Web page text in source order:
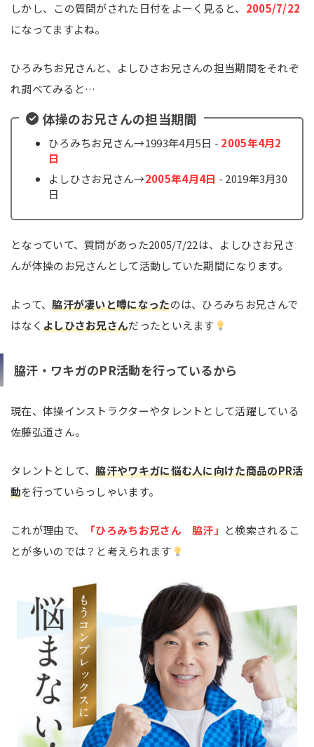
しかし、この質問がされた日付をよーく見ると、 2005/7/22
になってますよね。
ひろみちお兄さんと、よしひさお兄さんの担当期間をそれぞ
れ調べてみると…
体操のお兄さんの担当期間
ひろみちお兄さん→1993年4月5日 - 2005年4月2
日
よしひさお兄さん→2005年4月4日 - 2019年3月30
日
となっていて、質問があった2005/7/22は、よしひさお兄さ
んが体操のお兄さんとして活動していた期間になります。
よって、脇汗が凄いと噂になったのは、ひろみちお兄さんで
はなくよしひさお兄さんだったといえます
脇汗・ワキガのPR活動を行っているから
現在、体操インストラクターやタレントとして活躍している
佐藤弘道さん。
タレントとして、脇汗やワキガに悩む人に向けた商品のPR活
動を行っていらっしゃいます。
これが理由で、 「ひろみちお兄さん 脇汗」 と検索されるこ
とが多いのでは？と考えられます